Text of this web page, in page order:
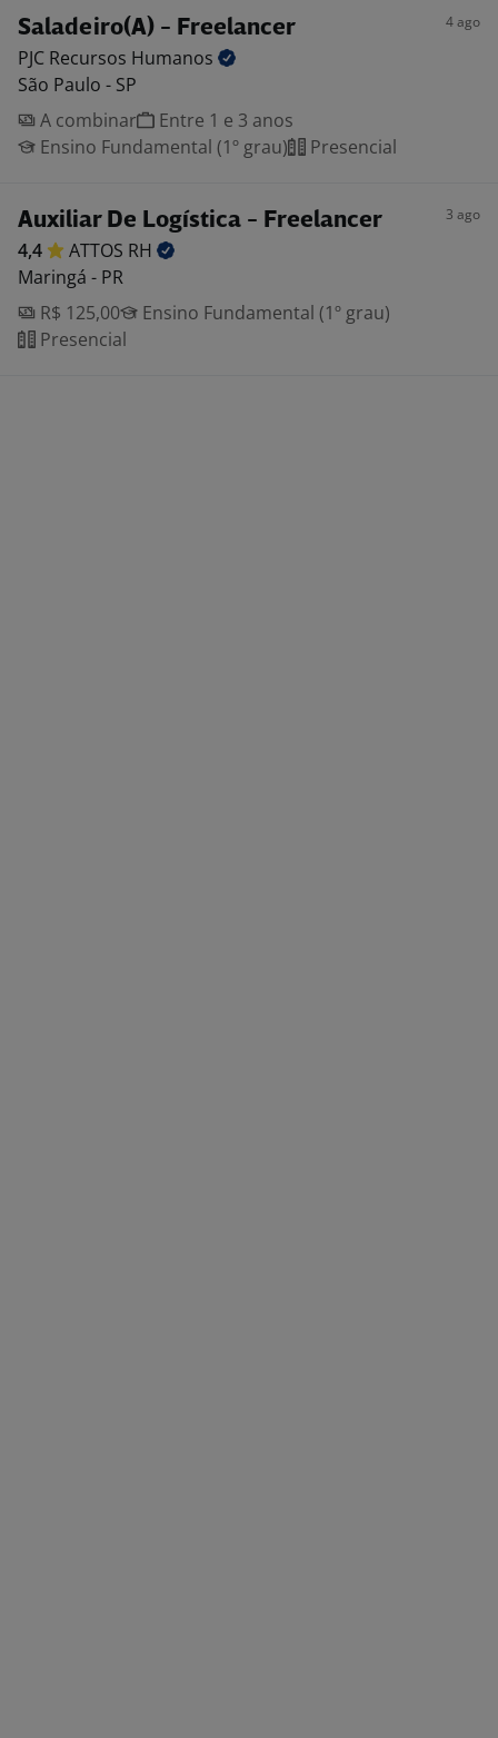
Saladeiro(A) - Freelancer 4 ago
PJC Recursos Humanos
São Paulo - SP
A combinar
Entre 1 e 3 anos
Ensino Fundamental (1º grau)
Presencial
Auxiliar De Logística - Freelancer 3 ago
4,4 ATTOS RH
Maringá - PR
R$ 125,00
Ensino Fundamental (1º grau)
Presencial